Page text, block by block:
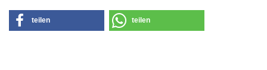
teilen teilen